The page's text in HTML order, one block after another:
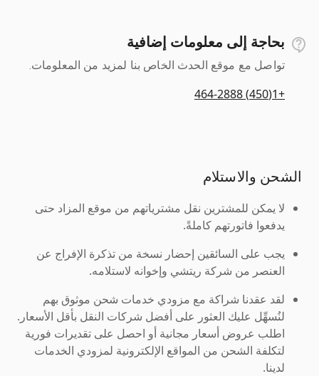
بحاجة إلى معلومات إضافية
تواصل مع موقع الحدث الخاص بنا لمزيد من المعلومات.
+1(450) 464-2888
الشحن والاستلام
لا يمكن للمشترين نقل مشترياتهم من موقع المزاد حتى
يدفعوا فاتورتهم كاملةً.
يجب على السائقين إحضار نسخة من تذكرة الإفراج عن
العنصر من شركة ريتشي وإخوانه لاستلامه.
لقد عقدنا شراكة مع مزودي خدمات شحن موثوق بهم
لنُسهِّل عليك العثور على أفضل شركات النقل بأقل الأسعار.
اطلب عروض أسعار مجانية أو احصل على تقديرات فورية
لتكلفة الشحن من المواقع الإلكترونية لمزودي الخدمات
لدينا.